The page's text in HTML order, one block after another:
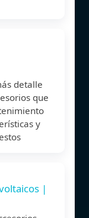
detalle
que
y
|